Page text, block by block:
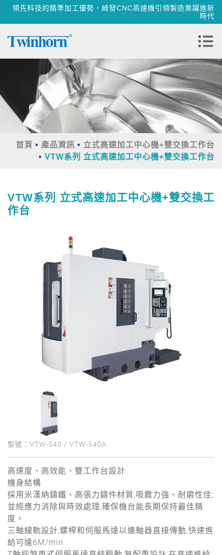
領先科技的精準加工優勢，綺發CNC高速機引領製造業躍進新
時代
首頁 產品資訊
立式高速加工中心機+雙交換工作台
VTW系列 立式高速加工中心機+雙交換工作台
VTW系列 立式高速加工中心機+雙交換工
作台
型號：VTW-540 / VTW-540A
高速度、高效能、雙工作台設計
機身結構
採用米漢納鑄鐵、高張力鑄件材質,吸震力強、耐磨性佳;
並經應力消除與時效處理,確保機台能長期保持最佳精
度。
三軸線軌設計,螺桿和伺服馬達以連軸器直接傳動,快速進
給可達6M/min